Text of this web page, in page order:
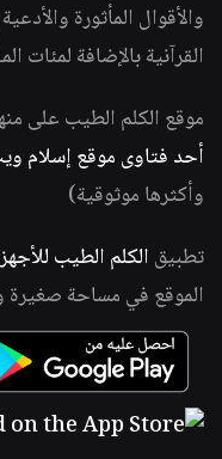
والأقوال المأثورة
القرآنية بالإضافة لمئات
موقع الكلم الطيب على
أحد فتاوى موقع إسلام
وأكثرها موثوقية)
تطبيق الكلم الطيب
الموقع في مساحة صغيرة